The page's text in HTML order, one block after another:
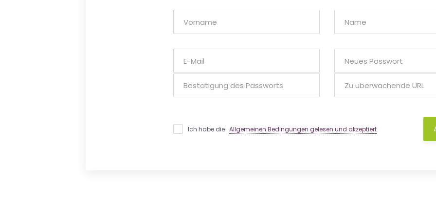
Ich habe die Allgemeinen Bedingungen gelesen und akzeptiert